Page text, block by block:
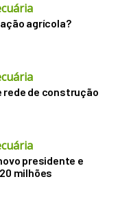
agrícola?
rede de construção
presidente e
milhões